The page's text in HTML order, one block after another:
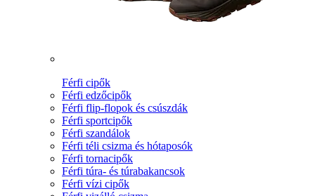
Férfi cipők
Férfi edzőcipők
Férfi flip-flopok és csúszdák
Férfi sportcipők
Férfi szandálok
Férfi téli csizma és hótaposók
Férfi tornacipők
Férfi túra- és túrabakancsok
Férfi vízi cipők